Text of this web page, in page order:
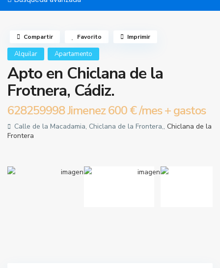
Alquilar Apartamento
Apto en Chiclana de la
Frotnera, Cádiz.
628259998 Jimenez600 €/mes + gastos
Calle de la Macadamia, Chiclana de la Frontera,, Chiclana de la
Frontera
Compartir Favorito Imprimir